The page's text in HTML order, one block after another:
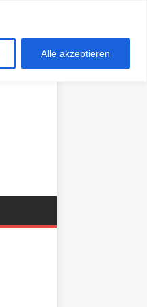
Alle akzeptieren